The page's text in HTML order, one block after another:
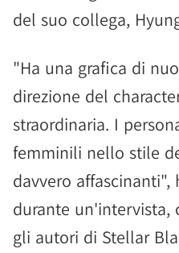
del suo collega,
"Ha una grafica di
direzione del
straordinaria. I
femminili nello stile
davvero affascinanti",
durante un'intervista,
gli autori di Stellar